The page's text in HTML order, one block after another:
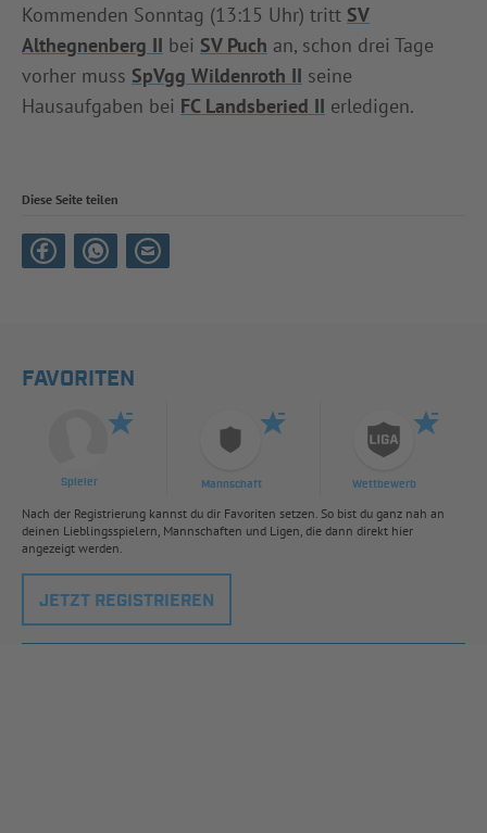
Kommenden Sonntag (13:15 Uhr) tritt SV
Althegnenberg II bei SV Puch an, schon drei Tage
vorher muss SpVgg Wildenroth II seine
Hausaufgaben bei FC Landsberied II erledigen.
Diese Seite teilen
FAVORITEN
Spieler Mannschaft Wettbewerb
Nach der Registrierung kannst du dir Favoriten setzen. So bist du ganz nah an
deinen Lieblingsspielern, Mannschaften und Ligen, die dann direkt hier
angezeigt werden.
JETZT REGISTRIEREN